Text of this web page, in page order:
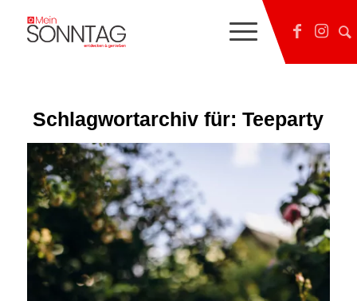
Schlagwortarchiv für:Teeparty